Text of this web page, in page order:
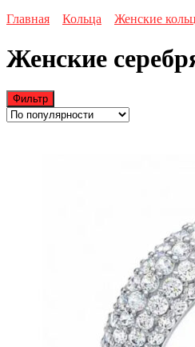
Главная
Кольца Женские
Женские
Фильтр